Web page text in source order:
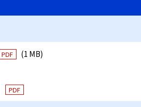
PDF
(1 MB)
PDF